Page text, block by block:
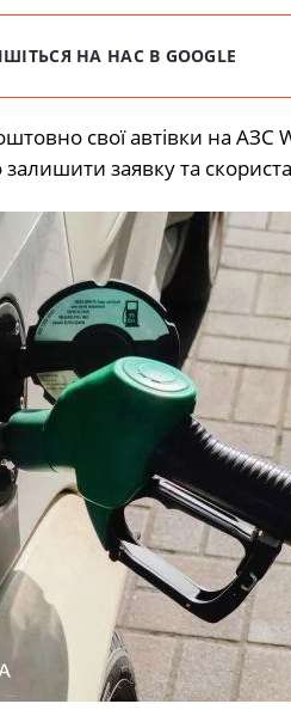
НА НАС В GOOGLE
свої автівки на
заявку та